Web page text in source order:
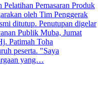
Pemasaran Produk
oleh Tim Penggerak
ditutup. Penutupan digelar
Publik Muba, Jumat
Patimah Toha
peserta. "Saya
yang…